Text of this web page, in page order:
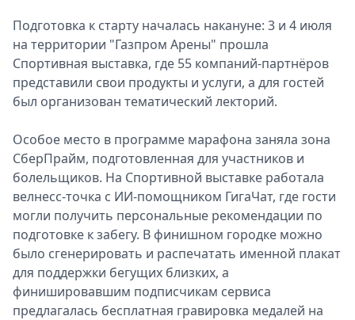
Подготовка к старту началась накануне: 3 и 4 июля
на территории "Газпром Арены" прошла
Спортивная выставка, где 55 компаний-партнёров
представили свои продукты и услуги, а для гостей
был организован тематический лекторий.
Особое место в программе марафона заняла зона
СберПрайм, подготовленная для участников и
болельщиков. На Спортивной выставке работала
велнесс-точка с ИИ-помощником ГигаЧат, где гости
могли получить персональные рекомендации по
подготовке к забегу. В финишном городке можно
было сгенерировать и распечатать именной плакат
для поддержки бегущих близких, а
финишировавшим подписчикам сервиса
предлагалась бесплатная гравировка медалей на